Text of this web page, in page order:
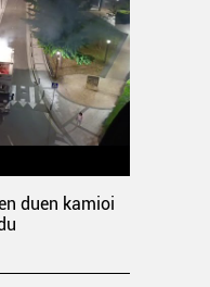
duen kamioi